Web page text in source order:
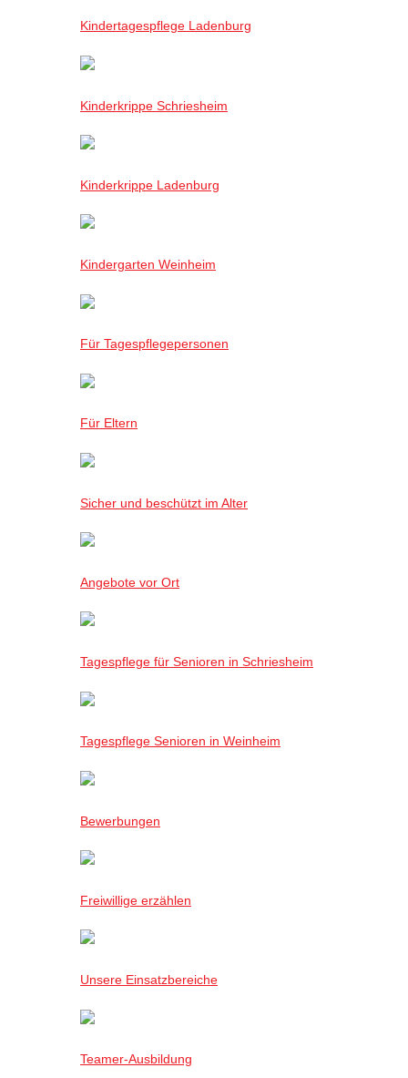
Kindertagespflege Ladenburg
Kinderkrippe Schriesheim
Kinderkrippe Ladenburg
Kindergarten Weinheim
Für Tagespflegepersonen
Für Eltern
Sicher und beschützt im Alter
Angebote vor Ort
Tagespflege für Senioren in Schriesheim
Tagespflege Senioren in Weinheim
Bewerbungen
Freiwillige erzählen
Unsere Einsatzbereiche
Teamer-Ausbildung